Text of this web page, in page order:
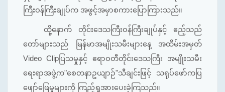
ကြီးဝန်ကြီးချုပ်က အဖွင့်အမှာစကားပြောကြားသည်။
ထို့နောက် တိုင်းဒေသကြီးဝန်ကြီးချုပ်နှင့် ဧည့်သည်
တော်များသည် မြန်မာအမျိုးသမီးများနေ့ အထိမ်းအမှတ်
Video Clipပြသမှုနှင့် ဧရာဝတီတိုင်းဒေသကြီး အမျိုးသမီး
ရေးရာအဖွဲ့က"စေတနာဥယျာဉ်"သီချင်းဖြင့် သရုပ်ဖော်ကပြ
ဖျော်ဖြေမှုများကို ကြည့်ရှုအားပေးခဲ့ကြသည်။